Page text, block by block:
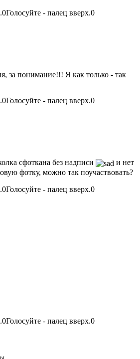
0Голосуйте - палец вверх.0
за понимание!!! Я как только - так
0Голосуйте - палец вверх.0
сфоткана без надписи
и нет
фотку, можно так поучаствовать?
0Голосуйте - палец вверх.0
0Голосуйте - палец вверх.0